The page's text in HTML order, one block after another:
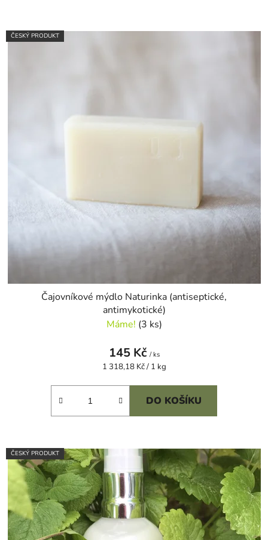
ČESKÝ PRODUKT
Čajovníkové mýdlo Naturinka (antiseptické,
antimykotické)
Máme! (3 ks)
145 Kč / ks
Měrná
1 318,18 Kč / 1 kg
DO KOŠÍKU
ČESKÝ PRODUKT